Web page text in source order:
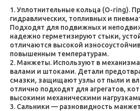
Уплотнительные кольца (O-ring).
гидравлических, топливных и
Подходят для подвижных и
надежно герметизируют стыки,
отличаются высокой
повышенным температурам.
Манжеты. Используют в
валами и штоками. Детали
смазки, защищают узлы от пыли и
отлично подходят для агрегатов,
высокими механическими
Сальники — разновидность